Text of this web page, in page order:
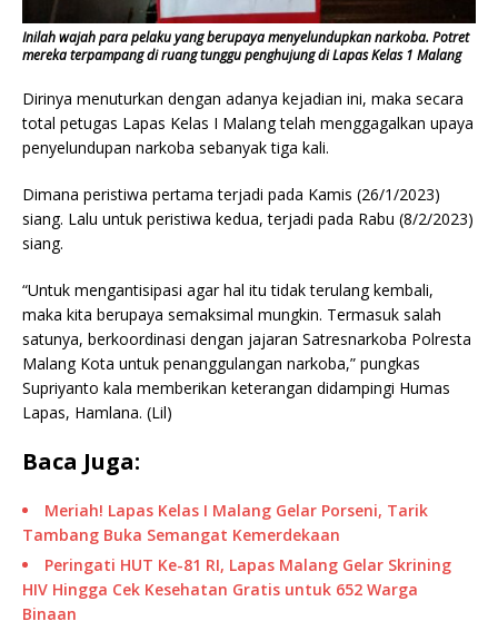
Inilah wajah para pelaku yang berupaya menyelundupkan narkoba. Potret
mereka terpampang di ruang tunggu penghujung di Lapas Kelas 1 Malang
Dirinya menuturkan dengan adanya kejadian ini, maka secara
total petugas Lapas Kelas I Malang telah menggagalkan upaya
penyelundupan narkoba sebanyak tiga kali.
Dimana peristiwa pertama terjadi pada Kamis (26/1/2023)
siang. Lalu untuk peristiwa kedua, terjadi pada Rabu (8/2/2023)
siang.
“Untuk mengantisipasi agar hal itu tidak terulang kembali,
maka kita berupaya semaksimal mungkin. Termasuk salah
satunya, berkoordinasi dengan jajaran Satresnarkoba Polresta
Malang Kota untuk penanggulangan narkoba,” pungkas
Supriyanto kala memberikan keterangan didampingi Humas
Lapas, Hamlana. (Lil)
Baca Juga:
Meriah! Lapas Kelas I Malang Gelar Porseni, Tarik
Tambang Buka Semangat Kemerdekaan
Peringati HUT Ke-81 RI, Lapas Malang Gelar Skrining
HIV Hingga Cek Kesehatan Gratis untuk 652 Warga
Binaan